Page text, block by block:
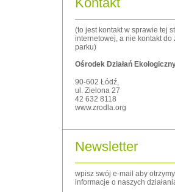
(to jest kontakt w sprawie tej
internetowej, a nie kontakt do
parku)
Ośrodek Działań
90-602 Łódź,
ul. Zielona 27
42 632 8118
www.zrodla.org
Newsletter
wpisz swój e-mail aby
informacje o naszych